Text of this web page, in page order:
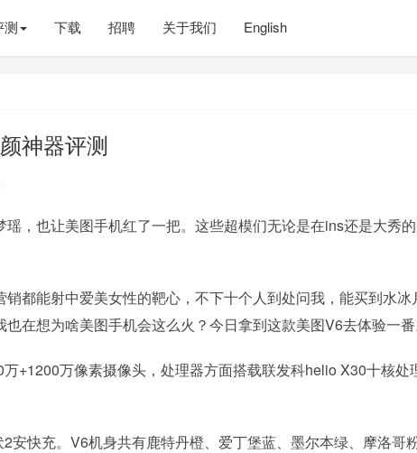
测 下载 招聘 关于我们 English
神器评测
，也让美图手机红了一把。这些超模们无论是在ins还是大秀
都能射中爱美女性的靶心，不下十个人到处问我，能买到水冰
在想为啥美图手机会这么火？今日拿到这款美图V6去体验一番
+1200万像素摄像头，处理器方面搭载联发科helio X30十核处
安快充。V6机身共有鹿特丹橙、爱丁堡蓝、墨尔本绿、摩洛哥